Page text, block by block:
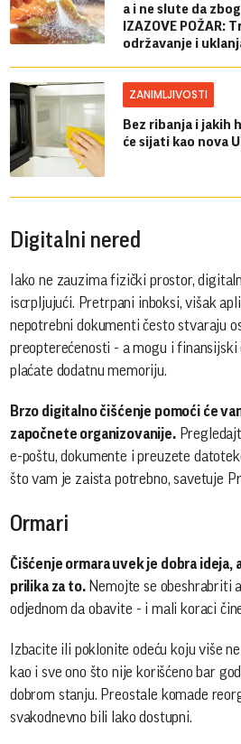
a i ne slute da
IZAZOVE POŽAR:
održavanje i
ZANIMLJIVOSTI
Bez ribanja i jakih
će sijati kao nova
Digitalni nered
Iako ne zauzima fizički prostor,
iscrpljujući. Pretrpani inboksi, višak
nepotrebni dokumenti često stvaraju
preopterećenosti - a mogu i finansijski
plaćate dodatnu memoriju.
Brzo digitalno čišćenje pomoći će
započnete organizovanije.
e-poštu, dokumente i preuzete
što vam je zaista potrebno, savetuje
Ormari
Čišćenje ormara uvek je dobra ideja,
prilika za to.Nemojte se obeshrabriti
odjednom da obavite - i mali koraci
Izbacite ili poklonite odeću koju više
kao i sve ono što nije korišćeno bar
dobrom stanju. Preostale komade
svakodnevno bili lako dostupni.